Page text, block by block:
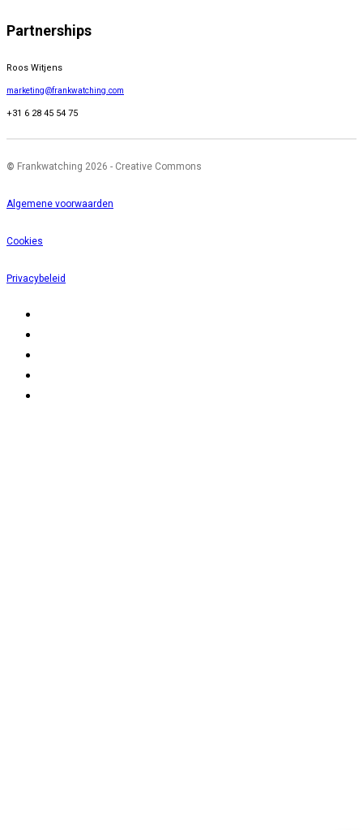
Partnerships
Roos Witjens
marketing@frankwatching.com
+31 6 28 45 54 75
© Frankwatching 2026 - Creative Commons
Algemene voorwaarden
Cookies
Privacybeleid